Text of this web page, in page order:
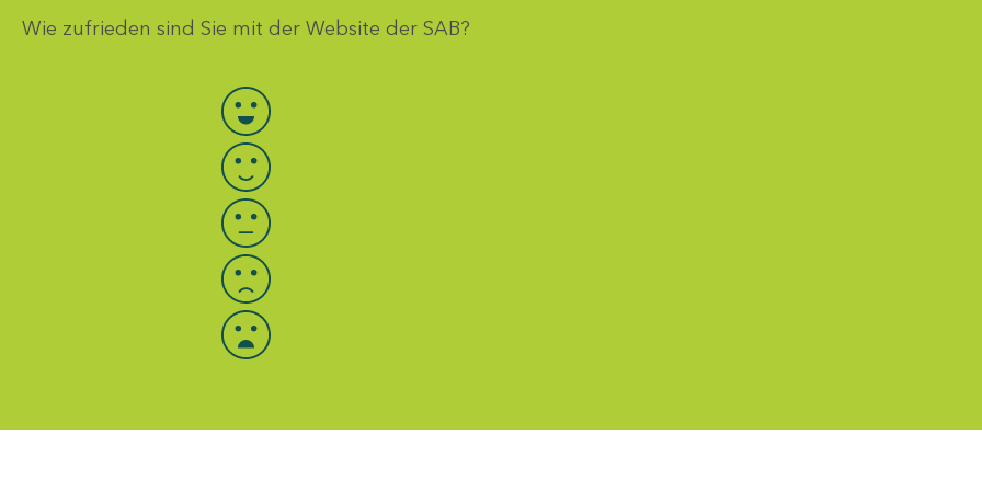
Wie zufrieden sind Sie mit der Website der SAB?
Bewertung auswählen